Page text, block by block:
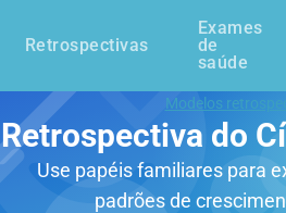
Retrospectivas
Exames
de
saúde
Modelos
Retrospectiva do
Use papéis familiares para
padrões de